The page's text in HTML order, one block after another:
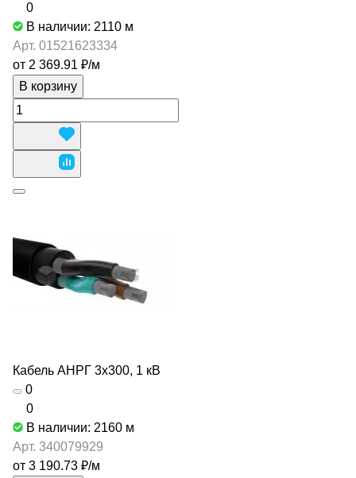
0
В наличии: 2110 м
Арт. 01521623334
от 2 369.91 ₽/м
В корзину
Кабель АНРГ 3х300, 1 кВ
0
0
В наличии: 2160 м
Арт. 340079929
от 3 190.73 ₽/м